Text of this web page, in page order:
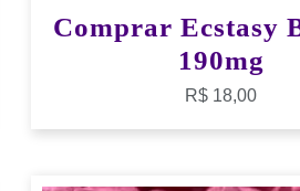
Comprar Ecstasy
190mg
R$ 18,00